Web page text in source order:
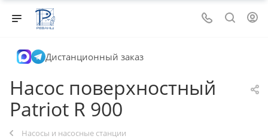
Дистанционный заказ
Насос поверхностный
Patriot R 900
Насосы и насосные станции